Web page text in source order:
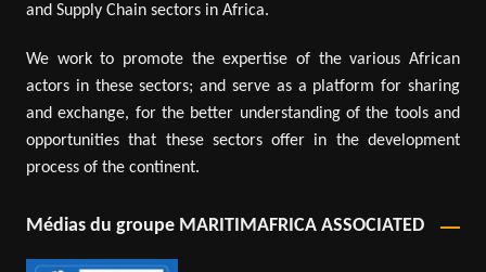
and Supply Chain sectors in Africa.
We work to promote the expertise of the various African
actors in these sectors; and serve as a platform for sharing
and exchange, for the better understanding of the tools and
opportunities that these sectors offer in the development
process of the continent.
Médias du groupe MARITIMAFRICA ASSOCIATED